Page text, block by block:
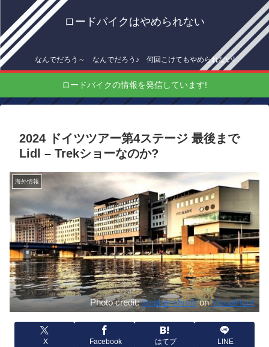
ロードバイクはやめられない
なんでだろう～ なんでだろう♪ 何回こけてもやめられない!
ロードバイクの情報を発信しています!
2024 ドイツツアー第4ステージ 最後まで
Lidl – Trekショーなのか?
海外情報
Photo credit:stephanshmittonVisualHunt
X Facebook はてブ LINE